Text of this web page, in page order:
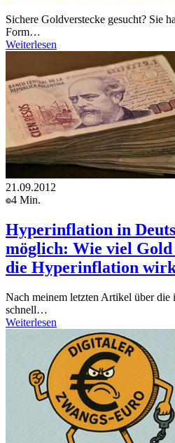
Sichere Goldverstecke gesucht? Sie
Form…
Weiterlesen
21.09.2012
4 Min.
Hyperinflation in
möglich: Wie viel
die Hyperinflation
Nach meinem letzten Artikel über
schnell…
Weiterlesen